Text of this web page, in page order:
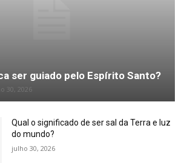
ser guiado pelo Espírito Santo?
30, 2026
Qual o significado de ser sal da Terra e luz
do mundo?
julho 30, 2026